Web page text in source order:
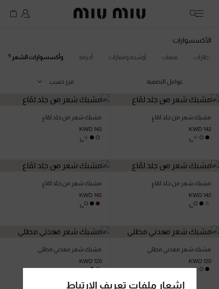
إشعار ملفات تعريف الارتباط
MiuMiu logo
الأكسسوارات
النظارات قبعات أوشحة وقفازات أحزمة وأكسسوارات الشعر 9
عوامل التصفية فرز حسب
مشبك شعر من جلد لمّاع
KWD 148
+1
مشبك شعر من جلد لمّاع
KWD 148
+1
مشبك شعر من جلد لمّاع
KWD 148
+1
مشبك شعر من جلد لمّاع
KWD 148
+1
مشبك شعر معدني مطلي
KWD 120
مشبك شعر معدني مطلي
KWD 120